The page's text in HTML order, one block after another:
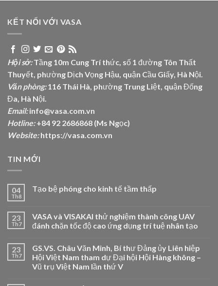
KẾT NỐI VỚI VASA
Hội sở:Tầng 10m Cung Trí thức, số 1 đường Tôn Thất
Thuyết, phường Dịch Vọng Hậu, quận Cầu Giấy, Hà Nội.
Văn phòng:116 Thái Hà, phường Trung Liệt, quận Đống
Đa, Hà Nội.
Email:info@vasa.com.vn
Hotline:+84 92 2686868 (Ms Ngọc)
Website: https://vasa.com.vn
TIN MỚI
04
Th8
Tạo bệ phóng cho kinh tế tầm thấp
23
Th7
VASA và VISAKAI thử nghiệm thành công UAV
đánh chặn tốc độ cao ứng dụng trí tuệ nhân tạo
23
Th7
GS.VS. Châu Văn Minh, Bí thư Đảng ủy Liên hiệp
Hội Việt Nam tham dự Đại hội Hội Hàng không –
Vũ trụ Việt Nam lần thứ V